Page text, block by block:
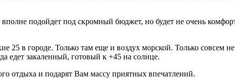
подойдет под скромный бюджет, но будет не очень
25 в городе. Только там еще и воздух морской. Только совсем
едет закаленный, готовый к +45 на солнце.
отдыха и подарят Вам массу приятных впечатлений.